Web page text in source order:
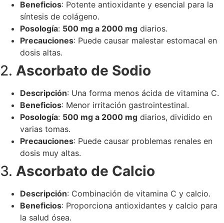
Beneficios: Potente antioxidante y esencial para la
síntesis de colágeno.
Posología: 500 mg a 2000 mg diarios.
Precauciones: Puede causar malestar estomacal en
dosis altas.
2. Ascorbato de Sodio
Descripción: Una forma menos ácida de vitamina C.
Beneficios: Menor irritación gastrointestinal.
Posología: 500 mg a 2000 mg diarios, dividido en
varias tomas.
Precauciones: Puede causar problemas renales en
dosis muy altas.
3. Ascorbato de Calcio
Descripción: Combinación de vitamina C y calcio.
Beneficios: Proporciona antioxidantes y calcio para
la salud ósea.